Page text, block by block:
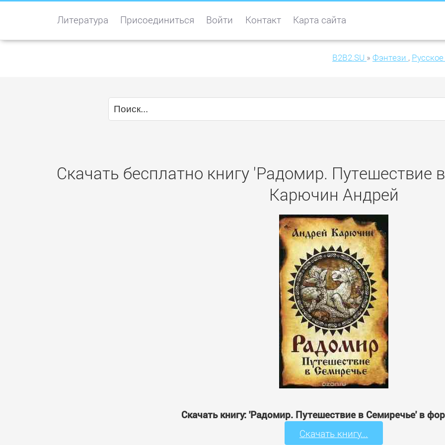
Литература Присоединиться Войти Контакт Карта сайта
B2B2.SU » Фэнтези ,
Скачать бесплатно книгу 'Радомир. Путешествие
Карючин Андрей
Скачать книгу: 'Радомир. Путешествие в Семиречье' в
Скачать книгу...